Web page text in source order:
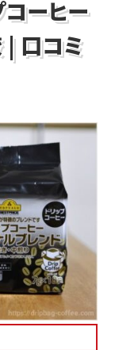
コーヒー
口コミ